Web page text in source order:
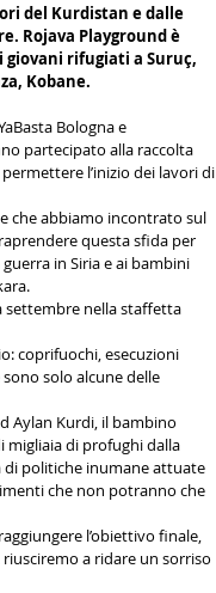
del Kurdistan e dalle
Rojava Playground è
giovani rifugiati a Suruç,
Kobane.
Bologna e
partecipato alla raccolta
l’inizio dei lavori di
che abbiamo incontrato sul
questa sfida per
in Siria e ai bambini
settembre nella staffetta
coprifuochi, esecuzioni
solo alcune delle
Aylan Kurdi, il bambino
migliaia di profughi dalla
di politiche inumane attuate
che non potranno che
l’obiettivo finale,
a ridare un sorriso